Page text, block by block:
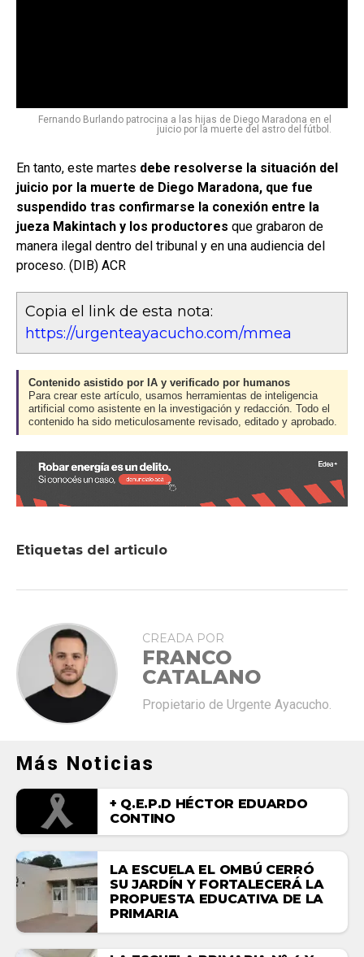
Fernando Burlando patrocina a las hijas de Diego Maradona en el
juicio por la muerte del astro del fútbol.
En tanto, este martes debe resolverse la situación del
juicio por la muerte de Diego Maradona, que fue
suspendido tras confirmarse la conexión entre la
jueza Makintach y los productores que grabaron de
manera ilegal dentro del tribunal y en una audiencia del
proceso. (DIB) ACR
Copia el link de esta nota:
https://urgenteayacucho.com/mmea
Contenido asistido por IA y verificado por humanos
Para crear este artículo, usamos herramientas de inteligencia
artificial como asistente en la investigación y redacción. Todo el
contenido ha sido meticulosamente revisado, editado y aprobado.
Etiquetas del articulo
CREADA POR
FRANCO
CATALANO
Propietario de Urgente Ayacucho.
Más Noticias
+ Q.E.P.D HÉCTOR EDUARDO
CONTINO
LA ESCUELA EL OMBÚ CERRÓ
SU JARDÍN Y FORTALECERÁ LA
PROPUESTA EDUCATIVA DE LA
PRIMARIA